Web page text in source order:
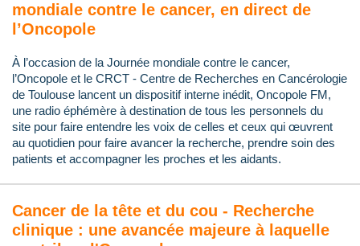
mondiale contre le cancer, en direct de
l’Oncopole
À l’occasion de la Journée mondiale contre le cancer,
l’Oncopole et le CRCT - Centre de Recherches en Cancérologie
de Toulouse lancent un dispositif interne inédit, Oncopole FM,
une radio éphémère à destination de tous les personnels du
site pour faire entendre les voix de celles et ceux qui œuvrent
au quotidien pour faire avancer la recherche, prendre soin des
patients et accompagner les proches et les aidants.
Cancer de la tête et du cou - Recherche
clinique : une avancée majeure à laquelle